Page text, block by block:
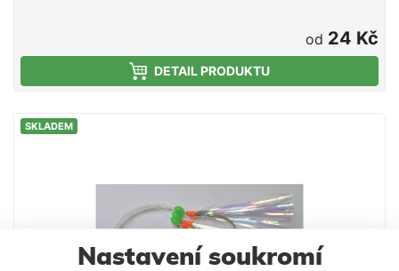
Nastavení soukromí
od 24 Kč
DETAIL PRODUKTU
SKLADEM